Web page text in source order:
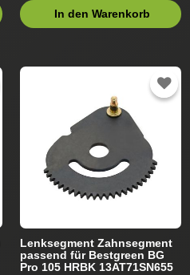
In den Warenkorb
Lenksegment Zahnsegment
passend für Bestgreen BG
Pro 105 HRBK 13AT71SN655